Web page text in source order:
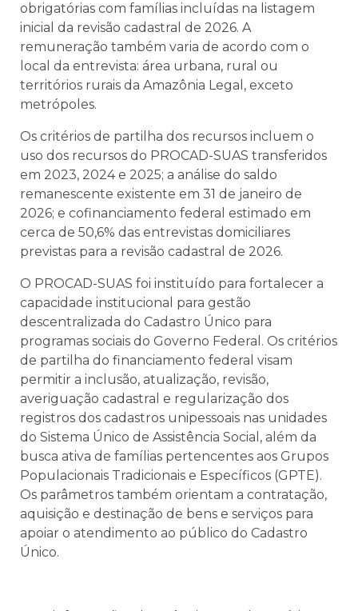
obrigatórias com famílias incluídas na listagem
inicial da revisão cadastral de 2026. A
remuneração também varia de acordo com o
local da entrevista: área urbana, rural ou
territórios rurais da Amazônia Legal, exceto
metrópoles.
Os critérios de partilha dos recursos incluem o
uso dos recursos do PROCAD-SUAS transferidos
em 2023, 2024 e 2025; a análise do saldo
remanescente existente em 31 de janeiro de
2026; e cofinanciamento federal estimado em
cerca de 50,6% das entrevistas domiciliares
previstas para a revisão cadastral de 2026.
O PROCAD-SUAS foi instituído para fortalecer a
capacidade institucional para gestão
descentralizada do Cadastro Único para
programas sociais do Governo Federal. Os critérios
de partilha do financiamento federal visam
permitir a inclusão, atualização, revisão,
averiguação cadastral e regularização dos
registros dos cadastros unipessoais nas unidades
do Sistema Único de Assistência Social, além da
busca ativa de famílias pertencentes aos Grupos
Populacionais Tradicionais e Específicos (GPTE).
Os parâmetros também orientam a contratação,
aquisição e destinação de bens e serviços para
apoiar o atendimento ao público do Cadastro
Único.